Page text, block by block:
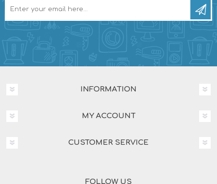
INFORMATION
MY ACCOUNT
CUSTOMER SERVICE
FOLLOW US